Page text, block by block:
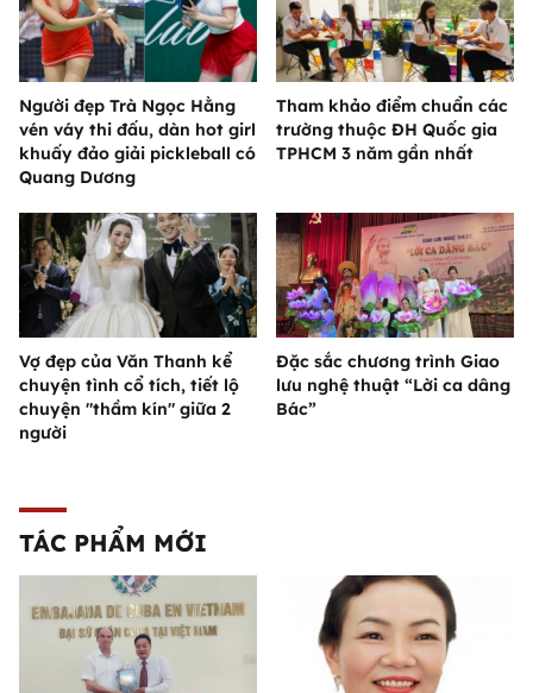
Người đẹp Trà Ngọc Hằng
vén váy thi đấu, dàn hot girl
khuấy đảo giải pickleball có
Quang Dương
Tham khảo điểm chuẩn các
trường thuộc ĐH Quốc gia
TPHCM 3 năm gần nhất
Vợ đẹp của Văn Thanh kể
chuyện tình cổ tích, tiết lộ
chuyện "thầm kín" giữa 2
người
Đặc sắc chương trình Giao
lưu nghệ thuật “Lời ca dâng
Bác”
TÁC PHẨM MỚI